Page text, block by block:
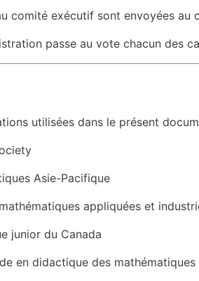
comité exécutif sont envoyées au
passe au vote chacun des
utilisées dans le présent
Asie-Pacifique
appliquées et
junior du Canada
en didactique des mathématiques